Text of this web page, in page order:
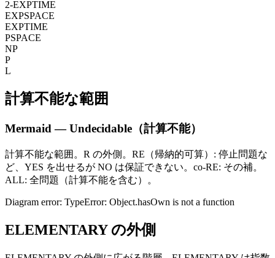
2-EXPTIME
EXPSPACE
EXPTIME
PSPACE
NP
P
L
計算不能な範囲
Mermaid — Undecidable（計算不能）
計算不能な範囲。R の外側。RE（帰納的可算）: 停止問題な
ど、YES を出せるが NO は保証できない。co-RE: その補。
ALL: 全問題（計算不能を含む）。
Diagram error: TypeError: Object.hasOwn is not a function
ELEMENTARY の外側